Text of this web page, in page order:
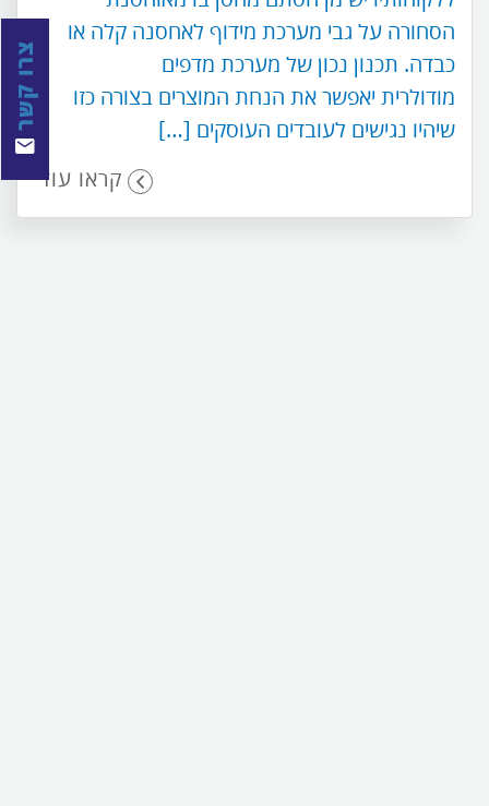
צרו קשר
הסחורה על גבי מערכת מידוף לאחסנה קלה או
כבדה. תכנון נכון של מערכת מדפים
מודולרית יאפשר את הנחת המוצרים בצורה כזו
שיהיו נגישים לעובדים העוסקים […]
קראו עוד